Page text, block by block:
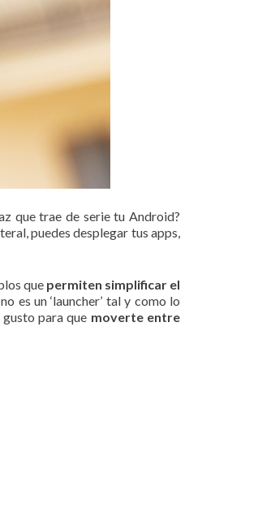
que trae de serie tu Android?
puedes desplegar tus apps,
que permiten simplificar el
es un ‘launcher’ tal y como lo
para que moverte entre